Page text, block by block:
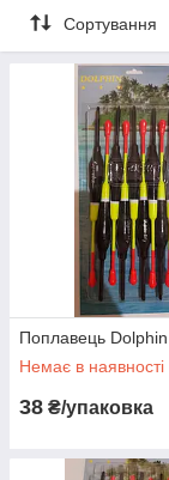
Сортування
Поплавець Dolphin
Немає в наявності
38 ₴/упаковка